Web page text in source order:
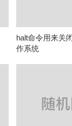
halt命令用来关
作系统